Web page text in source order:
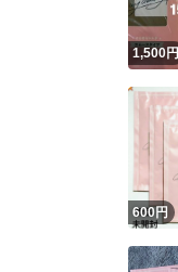
1,500円
600円